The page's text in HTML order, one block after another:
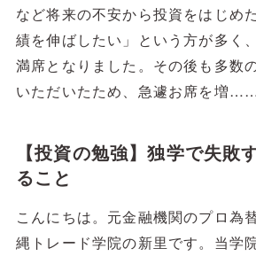
など将来の不安から投資をはじめ
績を伸ばしたい」という方が多く
満席となりました。その後も多数
いただいたため、急遽お席を増
【投資の勉強】独学で失敗
ること
こんにちは。元金融機関のプロ為
縄トレード学院の新里です。当学